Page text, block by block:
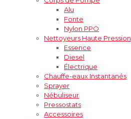
Alu
Fonte
Nylon PPO
Nettoyeurs Haute Pression
Essence
Diesel
Électrique
Chauffe-eaux Instantanés
Sprayer
Nébuliseur
Pressostats
Accessoires